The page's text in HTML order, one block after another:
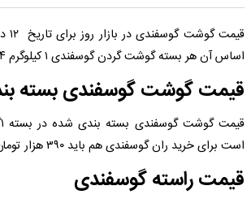
اساس آن هر بسته گوشت گردن گوسفندی ۱ کیلوگرم ۳۴۴ هزار تومان است.
قیمت گوشت گوسفندی بسته
است برای خرید ران گوسفندی هم باید ۳۹۰ هزار تومان پرداخت کنید.
قیمت راسته گوسفندی